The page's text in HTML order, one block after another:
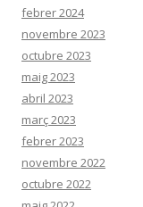
febrer 2024
novembre 2023
octubre 2023
maig 2023
abril 2023
març 2023
febrer 2023
novembre 2022
octubre 2022